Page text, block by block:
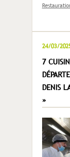
24/03/
7
DENIS
»